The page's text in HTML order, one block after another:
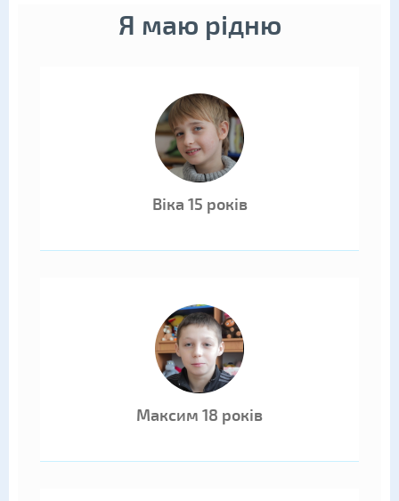
Я маю рідню
Віка 15 років
Максим 18 років